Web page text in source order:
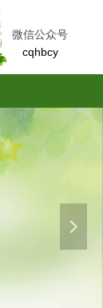
微信公众号
cqhbcy
넲